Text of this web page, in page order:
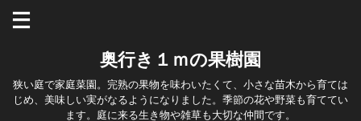
奥行き１ｍの果樹園
狭い庭で家庭菜園。完熟の果物を味わいたくて、小さな苗木から育ては
じめ、美味しい実がなるようになりました。季節の花や野菜も育ててい
ます。庭に来る生き物や雑草も大切な仲間です。